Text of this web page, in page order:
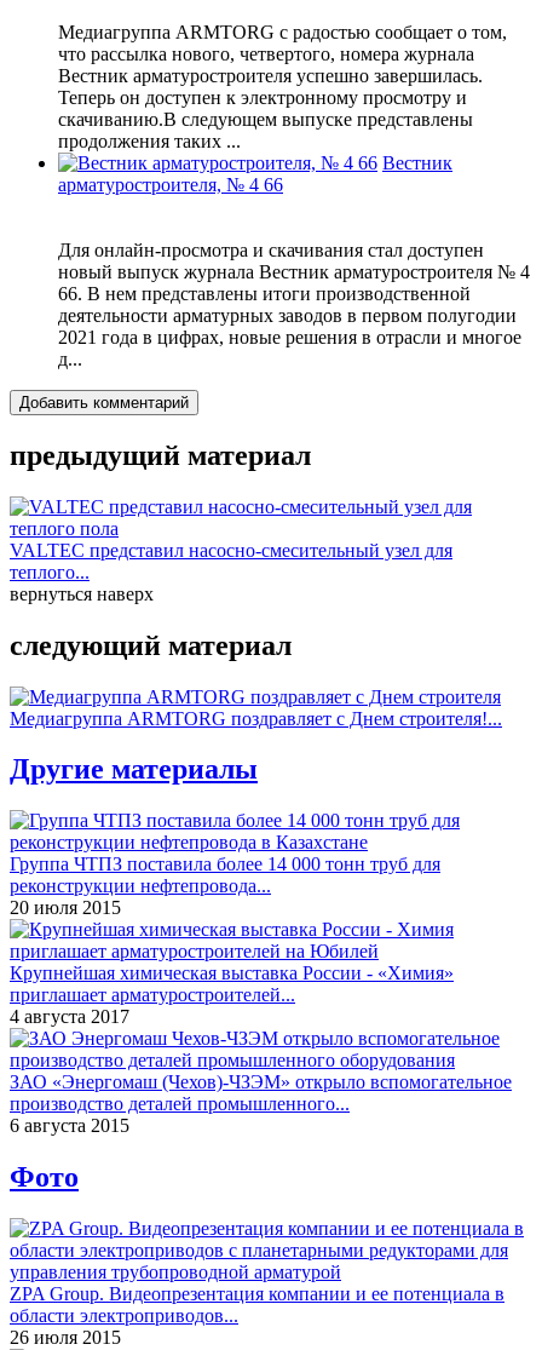
Медиагруппа ARMTORG с радостью сообщает о том,
что рассылка нового, четвертого, номера журнала
Вестник арматуростроителя успешно завершилась.
Теперь он доступен к электронному просмотру и
скачиванию.В следующем выпуске представлены
продолжения таких ...
Вестник
арматуростроителя, № 4 66
Для онлайн-просмотра и скачивания стал доступен
новый выпуск журнала Вестник арматуростроителя № 4
66. В нем представлены итоги производственной
деятельности арматурных заводов в первом полугодии
2021 года в цифрах, новые решения в отрасли и многое
д...
Добавить комментарий
предыдущий материал
VALTEC представил насосно-смесительный узел для
теплого...
вернуться наверх
следующий материал
Медиагруппа ARMTORG поздравляет с Днем строителя!...
Другие материалы
Группа ЧТПЗ поставила более 14 000 тонн труб для
реконструкции нефтепровода...
20 июля 2015
Крупнейшая химическая выставка России - «Химия»
приглашает арматуростроителей...
4 августа 2017
ЗАО «Энергомаш (Чехов)-ЧЗЭМ» открыло вспомогательное
производство деталей промышленного...
6 августа 2015
Фото
ZPA Group. Видеопрезентация компании и ее потенциала в
области электроприводов...
26 июля 2015